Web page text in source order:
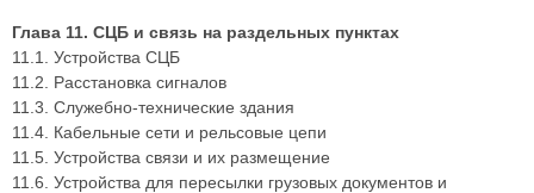
Глава 11. СЦБ и связь на раздельных пунктах
11.1. Устройства СЦБ
11.2. Расстановка сигналов
11.3. Служебно-технические здания
11.4. Кабельные сети и рельсовые цепи
11.5. Устройства связи и их размещение
11.6. Устройства для пересылки грузовых документов и